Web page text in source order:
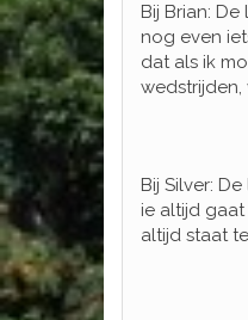
Bij Brian:
nog even
dat als ik
Bij Silver:
ie altijd
altijd staat